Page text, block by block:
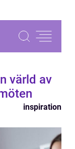
värld av
inspiration